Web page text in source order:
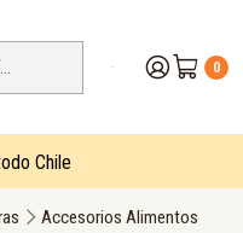
0
Chile
Accesorios Alimentos